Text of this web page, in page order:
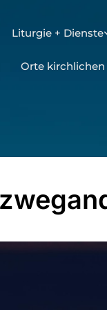
Liturgie + Dienste
Orte kirchlichen